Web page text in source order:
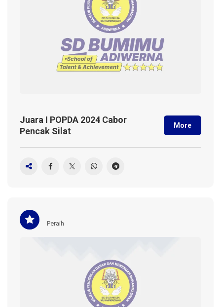
Juara I POPDA 2024 Cabor
Pencak Silat
More
Peraih